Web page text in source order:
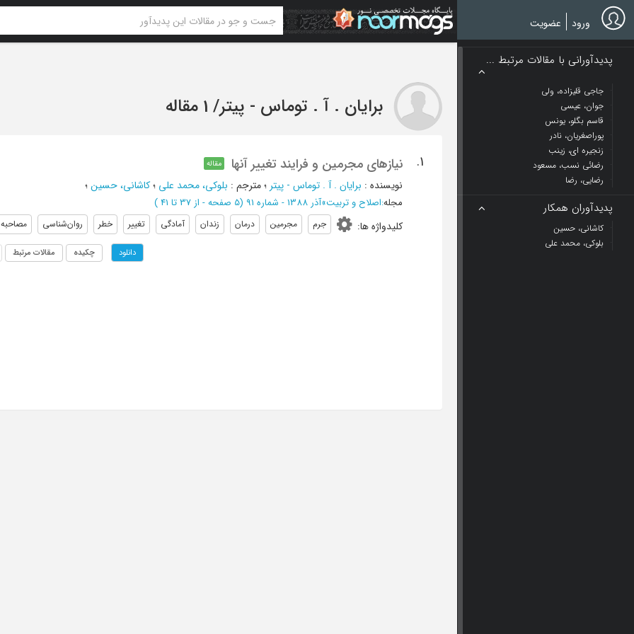
Skip
to
main
ورود عضویت
پدیدآورانی با مقالات مرتبط ...
جاجی قلیزاده، ولی
جوان، عیسی
قاسم بگلو، یونس
پوراصغریان، نادر
زنجیره ای، زینب
رضائی نسب، مسعود
رضایی، رضا
پدیدآوران همکار
کاشانی، حسین
بلوکی، محمد علی
برایان . آ . توماس - پیتر/ 1 مقاله
1. نیازهای مجرمین و فرایند تغییر آنها مقاله
نویسنده : برایان . آ . توماس - پیتر ؛مترجم : بلوکی، محمد علی ؛کاشانی، حسین؛
مجله:اصلاح و تربیت»آذر 1388 - شماره 91 (‎5 صفحه - از 37 تا 41 )
کلیدواژه ها: جرم مجرمین درمان زندان آمادگی تغییر خطر روان‌شناسی مصاحبه
دانلود چکیده مقالات مرتبط